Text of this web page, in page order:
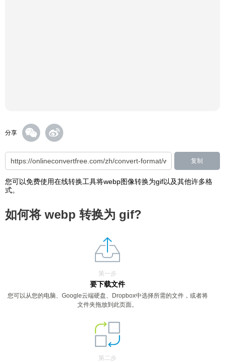
分享
复制
您可以免费使用在线转换工具将webp图像转换为gif以及其他许多格
式。
如何将 webp 转换为 gif?
第一步
要下载文件
您可以从您的电脑、Google云端硬盘、Dropbox中选择所需的文件，或者将
文件夹拖放到此页面。
第二步